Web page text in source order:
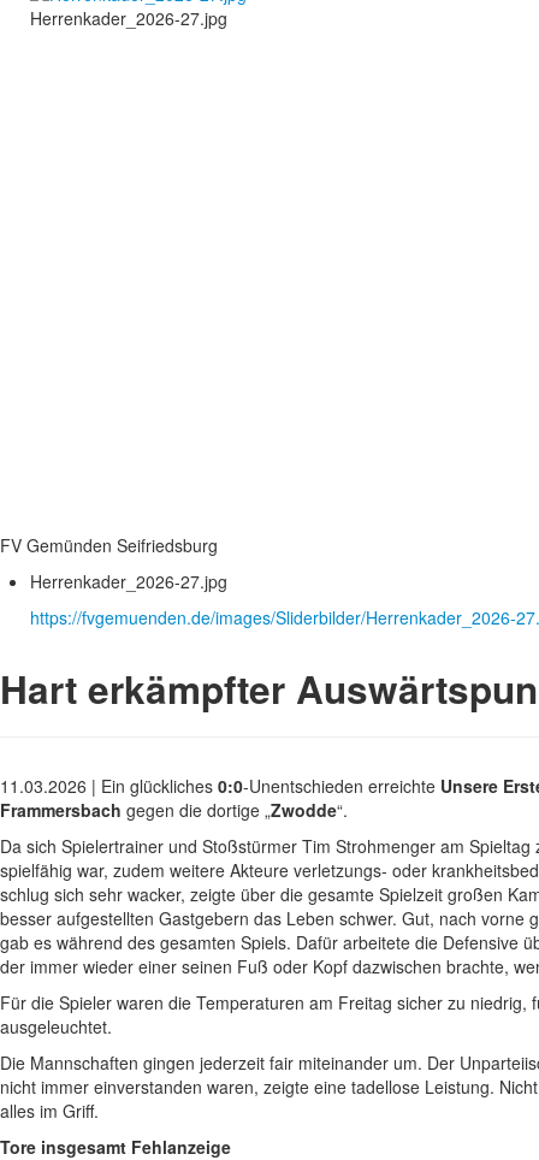
Herrenkader_2026-27.jpg
FV Gemünden Seifriedsburg
Herrenkader_2026-27.jpg
https://fvgemuenden.de/images/Sliderbilder/Herrenkader_2026-
Hart erkämpfter
11.03.2026 | Ein glückliches 0:0-Unentschieden erreichte Unsere
Frammersbach gegen die dortige „Zwodde“.
Da sich Spielertrainer und Stoßstürmer Tim Strohmenger am
spielfähig war, zudem weitere Akteure verletzungs- oder
schlug sich sehr wacker, zeigte über die gesamte Spielzeit großen
besser aufgestellten Gastgebern das Leben schwer. Gut, nach
gab es während des gesamten Spiels. Dafür arbeitete die Defensive
der immer wieder einer seinen Fuß oder Kopf dazwischen brachte,
Für die Spieler waren die Temperaturen am Freitag sicher zu
ausgeleuchtet.
Die Mannschaften gingen jederzeit fair miteinander um. Der
nicht immer einverstanden waren, zeigte eine tadellose Leistung.
alles im Griff.
Tore insgesamt Fehlanzeige